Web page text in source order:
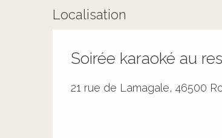
Localisation
Soirée karaoké au
21 rue de Lamagale, 46500